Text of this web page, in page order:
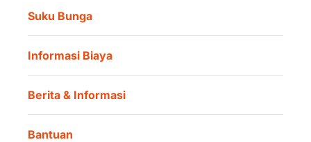
Suku Bunga
Informasi Biaya
Berita & Informasi
Bantuan